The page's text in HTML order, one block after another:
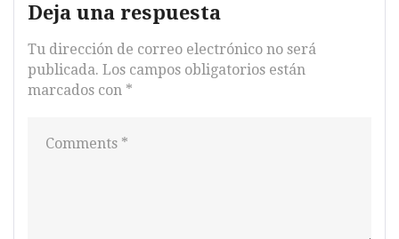
Deja una respuesta
Tu dirección de correo electrónico no será
publicada. Los campos obligatorios están
marcados con *